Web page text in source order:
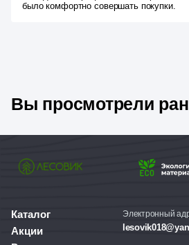
было комфортно совершать покупки.
Вы просмотрели
Каталог
Акции
Электронный